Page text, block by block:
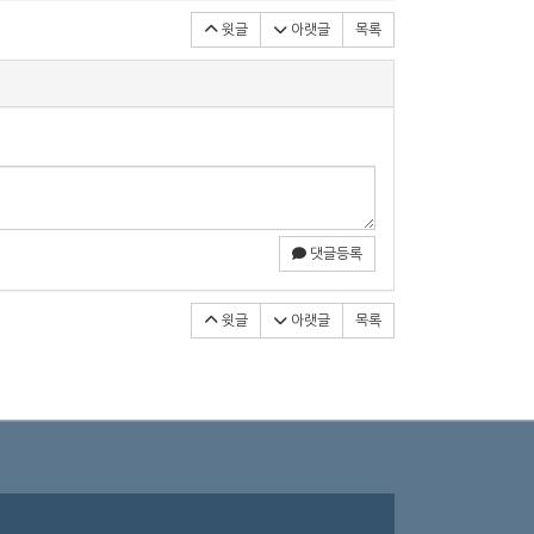
윗글 아랫글 목록
댓글등록
윗글 아랫글 목록